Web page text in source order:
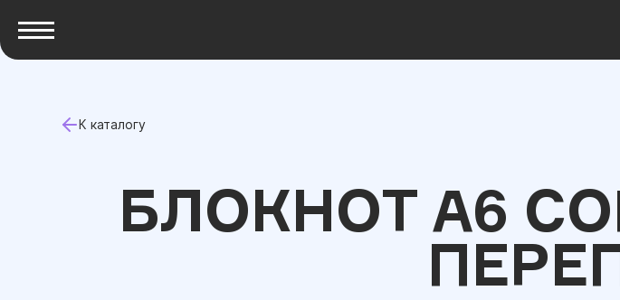
К каталогу
БЛОКНОТ A6